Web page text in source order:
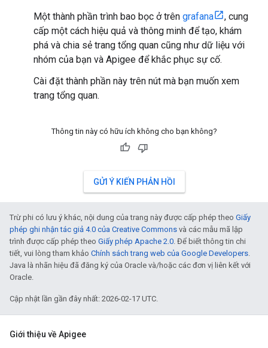
Một thành phần trình bao bọc ở trên grafana
, cung
cấp một cách hiệu quả và thông minh để tạo, khám
phá và chia sẻ trang tổng quan cũng như dữ liệu với
nhóm của bạn và Apigee để khắc phục sự cố.
Cài đặt thành phần này trên nút mà bạn muốn xem
trang tổng quan.
Thông tin này có hữu ích không cho bạn không?
GỬI Ý KIẾN PHẢN HỒI
Trừ phi có lưu ý khác, nội dung của trang này được cấp phép theo Giấy
phép ghi nhận tác giả 4.0 của Creative Commons và các mẫu mã lập
trình được cấp phép theo Giấy phép Apache 2.0. Để biết thông tin chi
tiết, vui lòng tham khảo Chính sách trang web của Google Developers.
Java là nhãn hiệu đã đăng ký của Oracle và/hoặc các đơn vị liên kết với
Oracle.
Cập nhật lần gần đây nhất: 2026-02-17 UTC.
Giới thiệu về Apigee